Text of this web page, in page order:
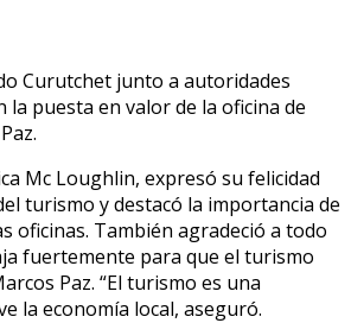
Curutchet junto a autoridades
la puesta en valor de la oficina de
Mc Loughlin, expresó su felicidad
turismo y destacó la importancia de
oficinas. También agradeció a todo
fuertemente para que el turismo
Paz. “El turismo es una
la economía local, aseguró.